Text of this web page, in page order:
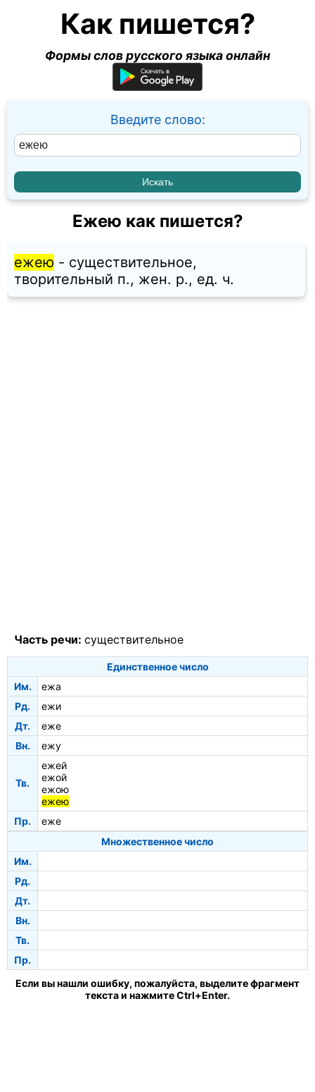
Как пишется?
Формы слов русского языка онлайн
Введите слово:
Ежею как пишется?
ежею - существительное,
творительный п., жен. p., ед. ч.
Часть речи: существительное
Единственное число
Им.
ежа
Рд.
ежи
Дт.
еже
Вн.
ежу
Тв.
ежей
ежой
ежою
ежею
Пр.
еже
Множественное число
Им.
Рд.
Дт.
Вн.
Тв.
Пр.
Если вы нашли ошибку, пожалуйста, выделите фрагмент
текста и нажмите Ctrl+Enter.